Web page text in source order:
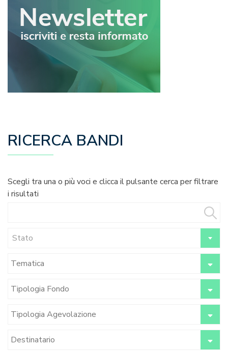
RICERCA BANDI
Scegli tra una o più voci e clicca il pulsante cerca per filtrare
i risultati
Stato